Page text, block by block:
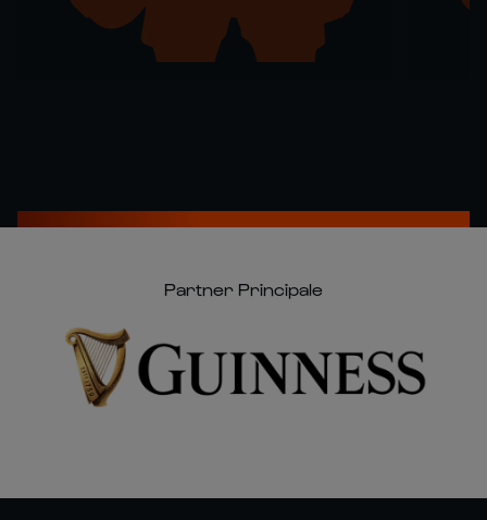
Partner Principale